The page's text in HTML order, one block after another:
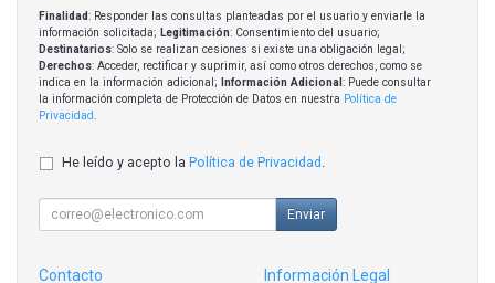
Finalidad: Responder las consultas planteadas por el usuario y enviarle la
información solicitada; Legitimación: Consentimiento del usuario;
Destinatarios: Solo se realizan cesiones si existe una obligación legal;
Derechos: Acceder, rectificar y suprimir, así como otros derechos, como se
indica en la información adicional;
Información Adicional : Puede consultar
la información completa de Protección de Datos en nuestra Política de
Privacidad.
He leído y acepto la Política de Privacidad .
Enviar
Contacto Información Legal